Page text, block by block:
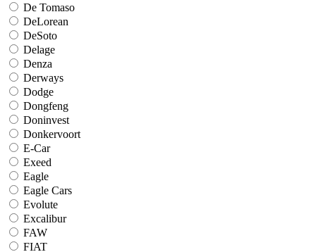
De Tomaso
DeLorean
DeSoto
Delage
Denza
Derways
Dodge
Dongfeng
Doninvest
Donkervoort
E-Car
Exeed
Eagle
Eagle Cars
Evolute
Excalibur
FAW
FIAT